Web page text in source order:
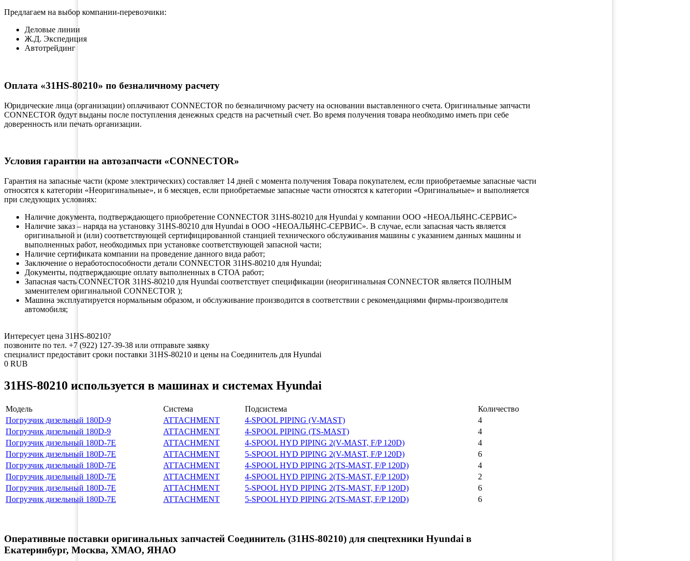
Предлагаем на выбор компании-перевозчики:
Деловые линии
Ж.Д. Экспедиция
Автотрейдинг
Оплата «31HS-80210» по безналичному расчету
Юридические лица (организации) оплачивают CONNECTOR по безналичному расчету на основании выставленного счета. Оригинальные запчасти
CONNECTOR будут выданы после поступления денежных средств на расчетный счет. Во время получения товара необходимо иметь при себе
доверенность или печать организации.
Условия гарантии на автозапчасти «CONNECTOR»
Гарантия на запасные части (кроме электрических) составляет 14 дней с момента получения Товара покупателем, если приобретаемые запасные части
относятся к категории «Неоригинальные», и 6 месяцев, если приобретаемые запасные части относятся к категории «Оригинальные» и выполняется
при следующих условиях:
Наличие документа, подтверждающего приобретение CONNECTOR 31HS-80210 для Hyundai у компании ООО «НЕОАЛЬЯНС-СЕРВИС»
Наличие заказ – наряда на установку 31HS-80210 для Hyundai в ООО «НЕОАЛЬЯНС-СЕРВИС». В случае, если запасная часть является
оригинальной и (или) соответствующей сертифицированной станцией технического обслуживания машины с указанием данных машины и
выполненных работ, необходимых при установке соответствующей запасной части;
Наличие сертификата компании на проведение данного вида работ;
Заключение о неработоспособности детали CONNECTOR 31HS-80210 для Hyundai;
Документы, подтверждающие оплату выполненных в СТОА работ;
Запасная часть CONNECTOR 31HS-80210 для Hyundai соответствует спецификации (неоригинальная CONNECTOR является ПОЛНЫМ
заменителем оригинальной CONNECTOR );
Машина эксплуатируется нормальным образом, и обслуживание производится в соответствии с рекомендациями фирмы-производителя
автомобиля;
Интересует цена 31HS-80210?
позвоните по тел. +7 (922) 127-39-38 или отправьте заявку
специалист предоставит сроки поставки 31HS-80210 и цены на Соединитель для Hyundai
0 RUB
31HS-80210 используется в машинах и системах Hyundai
Модель Система Подсистема
Количество
Погрузчик дизельный 180D-9
ATTACHMENT 4-SPOOL PIPING (V-MAST)
4
Погрузчик дизельный 180D-9
ATTACHMENT 4-SPOOL PIPING (TS-MAST)
4
Погрузчик дизельный 180D-7E
ATTACHMENT 4-SPOOL HYD PIPING 2(V-MAST, F/P 120D)
4
Погрузчик дизельный 180D-7E
ATTACHMENT 5-SPOOL HYD PIPING 2(V-MAST, F/P 120D)
6
Погрузчик дизельный 180D-7E
ATTACHMENT 4-SPOOL HYD PIPING 2(TS-MAST, F/P 120D)
4
Погрузчик дизельный 180D-7E
ATTACHMENT 4-SPOOL HYD PIPING 2(TS-MAST, F/P 120D)
2
Погрузчик дизельный 180D-7E
ATTACHMENT 5-SPOOL HYD PIPING 2(TS-MAST, F/P 120D)
6
Погрузчик дизельный 180D-7E
ATTACHMENT 5-SPOOL HYD PIPING 2(TS-MAST, F/P 120D) 6
Оперативные поставки оригинальных запчастей Соединитель (31HS-80210) для спецтехники Hyundai в
Екатеринбург, Москва, ХМАО, ЯНАО